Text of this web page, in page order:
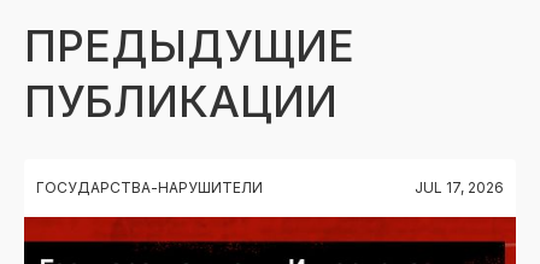
ПРЕДЫДУЩИЕ
ПУБЛИКАЦИИ
ГОСУДАРСТВА-НАРУШИТЕЛИ JUL 17, 2026